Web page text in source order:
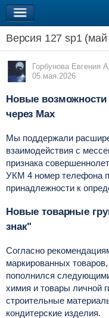
Версия 127 sp1 (май
Горбунова Евгения
05.мая.2026
Новые возможности
через Max
Мы поддержали
взаимодействия с
признака
УКМ 4 номер телефона
принадлежности к
Новые товарные
знак"
Согласно
маркированных
пополнился
химия и товары личной
строительные
кондитерские изделия.